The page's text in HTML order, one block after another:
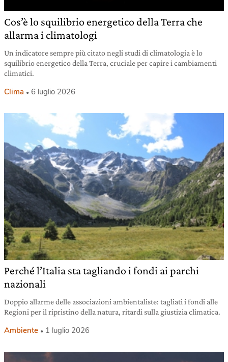
Cos’è lo squilibrio energetico della Terra che
allarma i climatologi
Un indicatore sempre più citato negli studi di climatologia è lo
squilibrio energetico della Terra, cruciale per capire i cambiamenti
climatici.
Clima 6 luglio 2026
Perché l’Italia sta tagliando i fondi ai parchi
nazionali
Doppio allarme delle associazioni ambientaliste: tagliati i fondi alle
Regioni per il ripristino della natura, ritardi sulla giustizia climatica.
Ambiente 1 luglio 2026